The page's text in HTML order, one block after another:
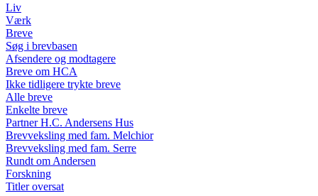
Liv
Værk
Breve
Søg i brevbasen
Afsendere og modtagere
Breve om HCA
Ikke tidligere trykte breve
Alle breve
Enkelte breve
Partner H.C. Andersens Hus
Brevveksling med fam. Melchior
Brevveksling med fam. Serre
Rundt om Andersen
Forskning
Titler oversat